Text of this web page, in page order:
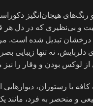
و رنگ‌های هیجان‌انگیز
و بی‌نظیری که در دل
تبدیل شده است.
دلربایش، نه تنها زیبایی
لوکس بودن و وقار را نیز
یا رستوران، دیوارهایی
و منحصر به فرد، مانند